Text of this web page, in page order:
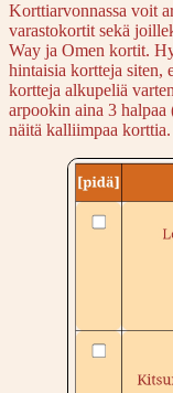
Korttiarvonnassa voit
varastokortit sekä
Way ja Omen kortit.
hintaisia kortteja siten,
kortteja alkupeliä
arpookin aina 3 halpaa
näitä kalliimpaa korttia.